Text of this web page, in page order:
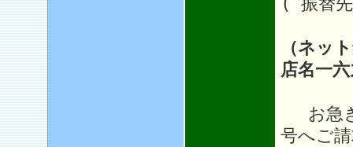
（ネッ
店名一
お急ぎ
号へご